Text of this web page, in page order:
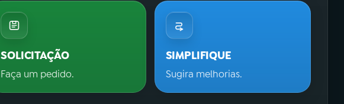
SOLICITAÇÃO
Faça um pedido.
SIMPLIFIQUE
Sugira melhorias.